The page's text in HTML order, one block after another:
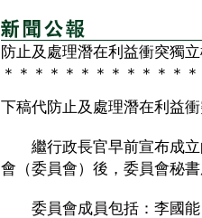
防止及處理潛在利益衝突獨
＊＊＊＊＊＊＊＊＊＊＊＊
下稿代防止及處理潛在利益
繼行政長官早前宣布成立
會（委員會）後，委員會秘
委員會成員包括：李國能